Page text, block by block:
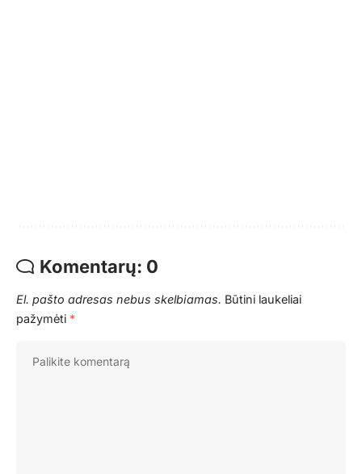
Komentarų: 0
El. pašto adresas nebus skelbiamas. Būtini laukeliai
pažymėti *